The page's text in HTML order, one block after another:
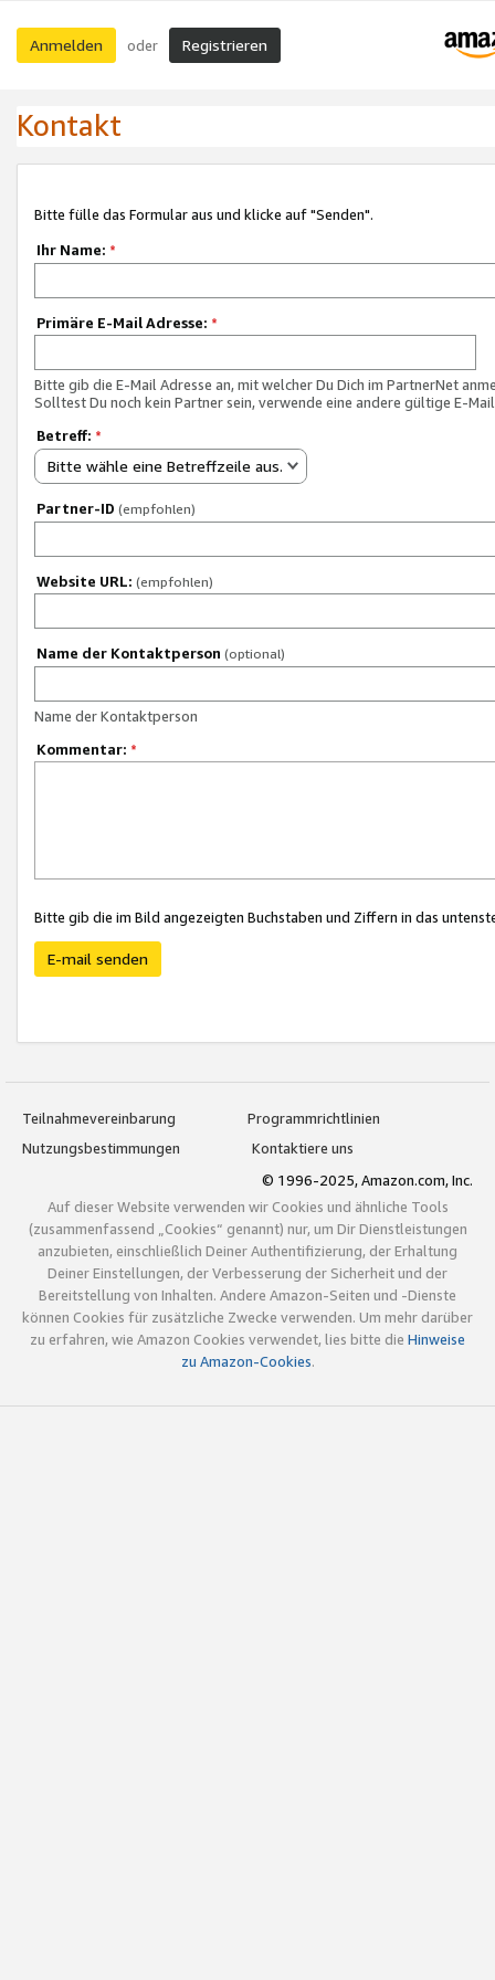
Anmelden oder Registrieren
Kontakt
Bitte fülle das Formular aus und klicke auf "Senden".
Ihr Name: *
Primäre E-Mail Adresse: *
Bitte gib die E-Mail Adresse an, mit welcher Du Dich im PartnerNet
Solltest Du noch kein Partner sein, verwende eine andere gültige E-
Betreff: *
Bitte wähle eine Betreffzeile aus.
Partner-ID (empfohlen)
Website URL: (empfohlen)
Name der Kontaktperson (optional)
Name der Kontaktperson
Kommentar: *
Bitte gib die im Bild angezeigten Buchstaben und Ziffern in das
E-mail senden
Teilnahmevereinbarung
Programmrichtlinien
Nutzungsbestimmungen
Kontaktiere uns
© 1996-2025, Amazon.com, Inc.
Auf dieser Website verwenden wir Cookies und ähnliche Tools
(zusammenfassend „Cookies“ genannt) nur, um Dir Dienstleistungen
anzubieten, einschließlich Deiner Authentifizierung, der Erhaltung
Deiner Einstellungen, der Verbesserung der Sicherheit und der
Bereitstellung von Inhalten. Andere Amazon-Seiten und -Dienste
können Cookies für zusätzliche Zwecke verwenden. Um mehr darüber
zu erfahren, wie Amazon Cookies verwendet, lies bitte die Hinweise
zu Amazon-Cookies.